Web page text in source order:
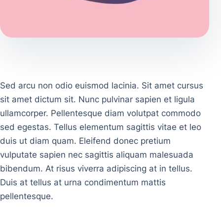
Sed arcu non odio euismod lacinia. Sit amet cursus
sit amet dictum sit. Nunc pulvinar sapien et ligula
ullamcorper. Pellentesque diam volutpat commodo
sed egestas. Tellus elementum sagittis vitae et leo
duis ut diam quam. Eleifend donec pretium
vulputate sapien nec sagittis aliquam malesuada
bibendum. At risus viverra adipiscing at in tellus.
Duis at tellus at urna condimentum mattis
pellentesque.